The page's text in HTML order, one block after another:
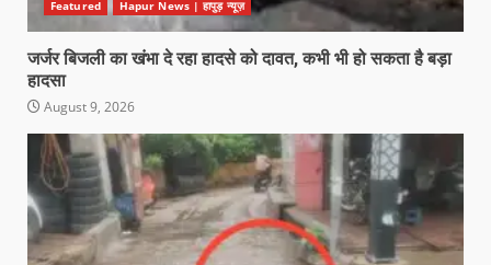
Featured Hapur News | हापुड़ न्यूज़
जर्जर बिजली का खंभा दे रहा हादसे को दावत, कभी भी हो सकता है बड़ा
हादसा
August 9, 2026